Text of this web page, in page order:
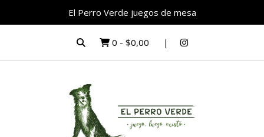
El Perro Verde juegos de mesa
0 - $0,00